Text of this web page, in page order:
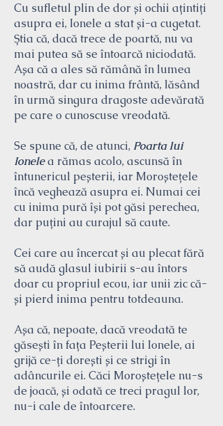
Cu sufletul plin de dor și ochii ațintiți
asupra ei, Ionele a stat și-a cugetat.
Știa că, dacă trece de poartă, nu va
mai putea să se întoarcă niciodată.
Așa că a ales să rămână în lumea
noastră, dar cu inima frântă, lăsând
în urmă singura dragoste adevărată
pe care o cunoscuse vreodată.
Se spune că, de atunci, Poarta lui
Ionelea rămas acolo, ascunsă în
întunericul peșterii, iar Moroștețele
încă veghează asupra ei. Numai cei
cu inima pură își pot găsi perechea,
dar puțini au curajul să caute.
Cei care au încercat și au plecat fără
să audă glasul iubirii s-au întors
doar cu propriul ecou, iar unii zic că-
și pierd inima pentru totdeauna.
Așa că, nepoate, dacă vreodată te
găsești în fața Peșterii lui Ionele, ai
grijă ce-ți dorești și ce strigi în
adâncurile ei. Căci Moroștețele nu-s
de joacă, și odată ce treci pragul lor,
nu-i cale de întoarcere.